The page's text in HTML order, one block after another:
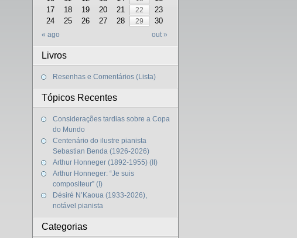
« ago out »
17
18 19 20 21 22
23
24
25 26 27 28 29 30
Livros
Resenhas e Comentários (Lista)
Tópicos Recentes
Considerações tardias sobre a Copa
do Mundo
Centenário do ilustre pianista
Sebastian Benda (1926-2026)
Arthur Honneger (1892-1955) (II)
Arthur Honneger: “Je suis
compositeur” (I)
Désiré N’Kaoua (1933-2026),
notável pianista
Categorias